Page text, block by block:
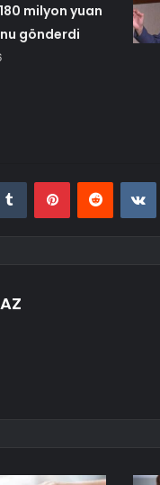
milyon yuan
gönderdi
Tumblr PinterestReddit